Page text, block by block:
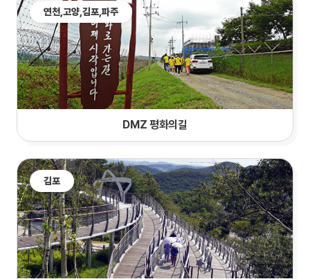
연천, 고양 ,김포,파주
DMZ 평화의길
김포